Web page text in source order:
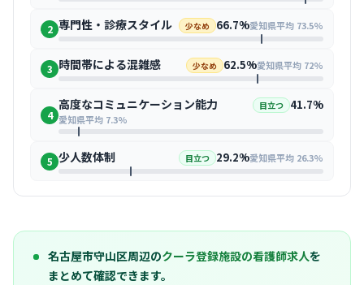
2 専門性・診療スタイル 少なめ 66.7%愛知県平均 73.5%
3 時間帯による混雑感 少なめ 62.5%愛知県平均 72%
4
高度なコミュニケーション能力 目立つ 41.7%
愛知県平均 7.3%
5 少人数体制 目立つ 29.2%愛知県平均 26.3%
名古屋市守山区周辺のクーラ登録施設の看護師求人を
まとめて確認できます。